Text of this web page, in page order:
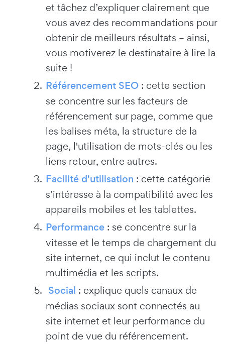
et tâchez d’expliquer clairement que
vous avez des recommandations pour
obtenir de meilleurs résultats – ainsi,
vous motiverez le destinataire à lire la
suite !
Référencement SEO : cette section
se concentre sur les facteurs de
référencement sur page, comme que
les balises méta, la structure de la
page, l'utilisation de mots-clés ou les
liens retour, entre autres.
Facilité d'utilisation : cette catégorie
s’intéresse à la compatibilité avec les
appareils mobiles et les tablettes.
Performance : se concentre sur la
vitesse et le temps de chargement du
site internet, ce qui inclut le contenu
multimédia et les scripts.
Social : explique quels canaux de
médias sociaux sont connectés au
site internet et leur performance du
point de vue du référencement.